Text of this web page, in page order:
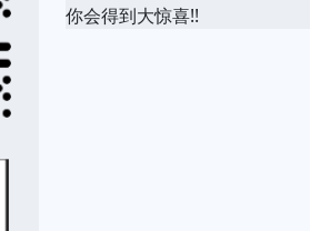
你会得到大惊喜!!